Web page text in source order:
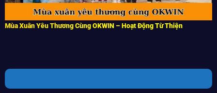
Mùa Xuân Yêu Thương Cùng OKWIN – Hoạt Động Từ Thiện